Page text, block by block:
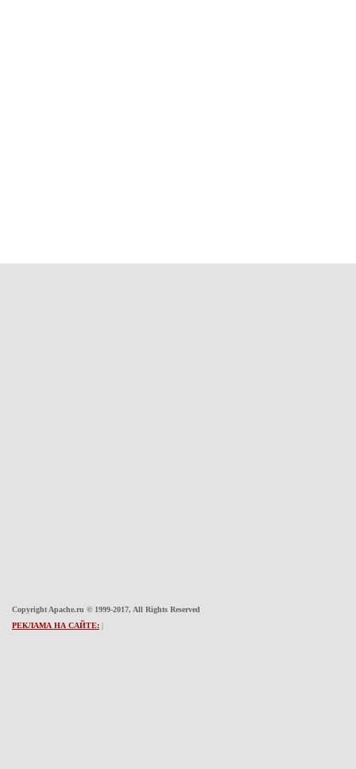
Copyright Apache.ru © 1999-2017, All Rights Reserved
РЕКЛАМА НА САЙТЕ: |